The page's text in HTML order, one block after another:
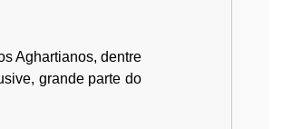
Aghartianos, dentre
grande parte do